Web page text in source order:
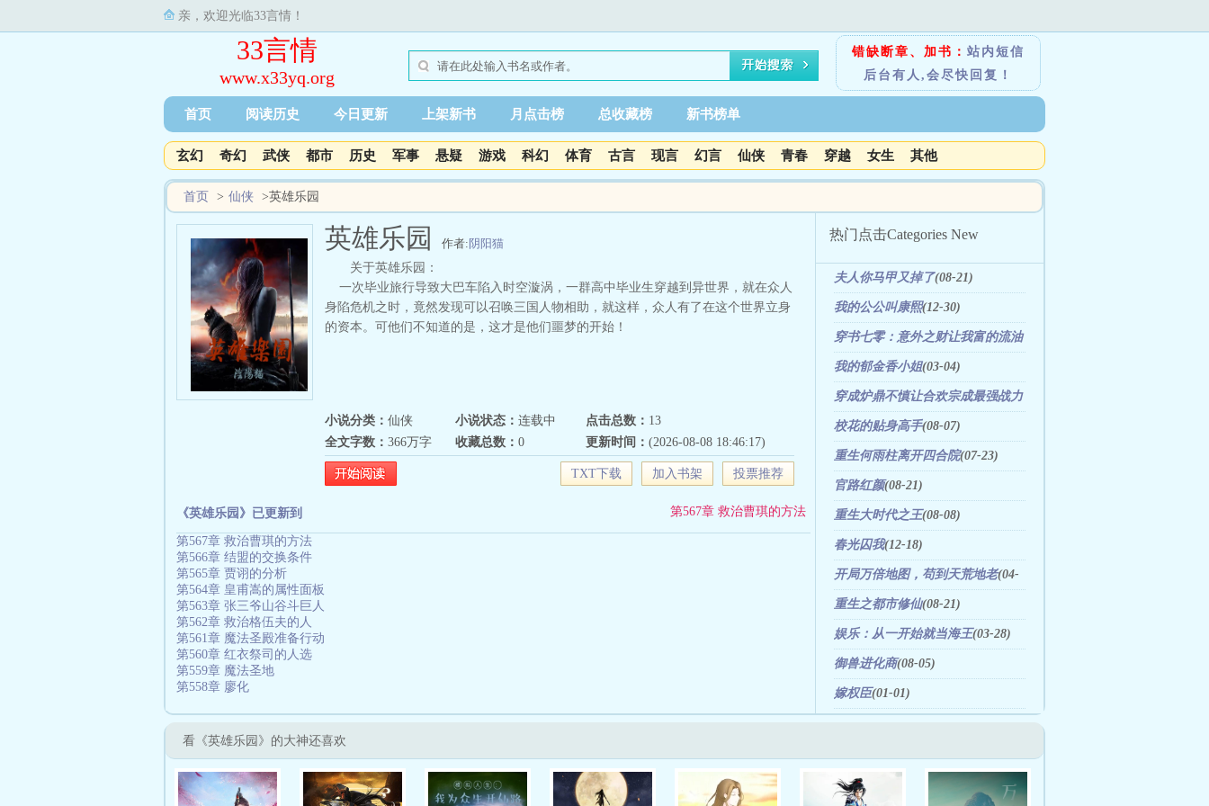
亲，欢迎光临33言情！
33言情
www.x33yq.org
错缺断章、加书： 站内短信
后台有人,会尽快回复！
首页 阅读历史 今日更新 上架新书 月点击榜 总收藏榜 新书榜单
玄幻 奇幻 武侠 都市 历史 军事 悬疑 游戏 科幻 体育 古言 现言 幻言 仙侠 青春 穿越 女生 其他
首页 > 仙侠 >英雄乐园
英雄乐园 作者: 阴阳猫
关于英雄乐园：
一次毕业旅行导致大巴车陷入时空漩涡，一群高中毕业生穿越到异世界，就在众人
身陷危机之时，竟然发现可以召唤三国人物相助，就这样，众人有了在这个世界立身
的资本。可他们不知道的是，这才是他们噩梦的开始！
小说分类： 仙侠 小说状态： 连载中 点击总数： 13
全文字数： 366万字 收藏总数： 0 更新时间： (2026-08-08 18:46:17)
TXT下载 加入书架 投票推荐
《英雄乐园》已更新到 第567章 救治曹琪的方法
第567章 救治曹琪的方法
第566章 结盟的交换条件
第565章 贾诩的分析
第564章 皇甫嵩的属性面板
第563章 张三爷山谷斗巨人
第562章 救治格伍夫的人
第561章 魔法圣殿准备行动
第560章 红衣祭司的人选
第559章 魔法圣地
第558章 廖化
热门点击Categories New
夫人你马甲又掉了(08-21)
我的公公叫康熙(12-30)
穿书七零：意外之财让我富的流油
(06-04)
我的郁金香小姐(03-04)
穿成炉鼎不慎让合欢宗成最强战力
(01-16)
校花的贴身高手(08-07)
重生何雨柱离开四合院(07-23)
官路红颜(08-21)
重生大时代之王(08-08)
春光囚我(12-18)
开局万倍地图，苟到天荒地老(04-
05)
重生之都市修仙(08-21)
娱乐：从一开始就当海王(03-28)
御兽进化商(08-05)
嫁权臣(01-01)
看《英雄乐园》的大神还喜欢